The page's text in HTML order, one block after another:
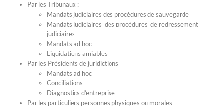
Par les Tribunaux :
Mandats judiciaires des procédures de sauvegarde
Mandats judiciaires des procédures de redressement
judiciaires
Mandats ad hoc
Liquidations amiables
Par les Présidents de juridictions
Mandats ad hoc
Conciliations
Diagnostics d’entreprise
Par les particuliers personnes physiques ou morales